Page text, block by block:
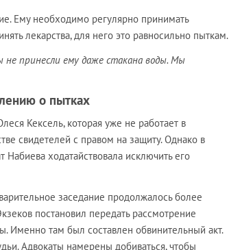
Ему необходимо регулярно принимать
лекарства, для него это равносильно пыткам.
не принесли ему даже стакана воды. Мы
о пытках
Кексель, которая уже не работает в
свидетелей с правом на защиту. Однако в
ходатайствовала исключить его
заседание продолжалось более
постановил передать рассмотрение
Именно там был составлен обвинительный акт.
Адвокаты намерены добиваться, чтобы